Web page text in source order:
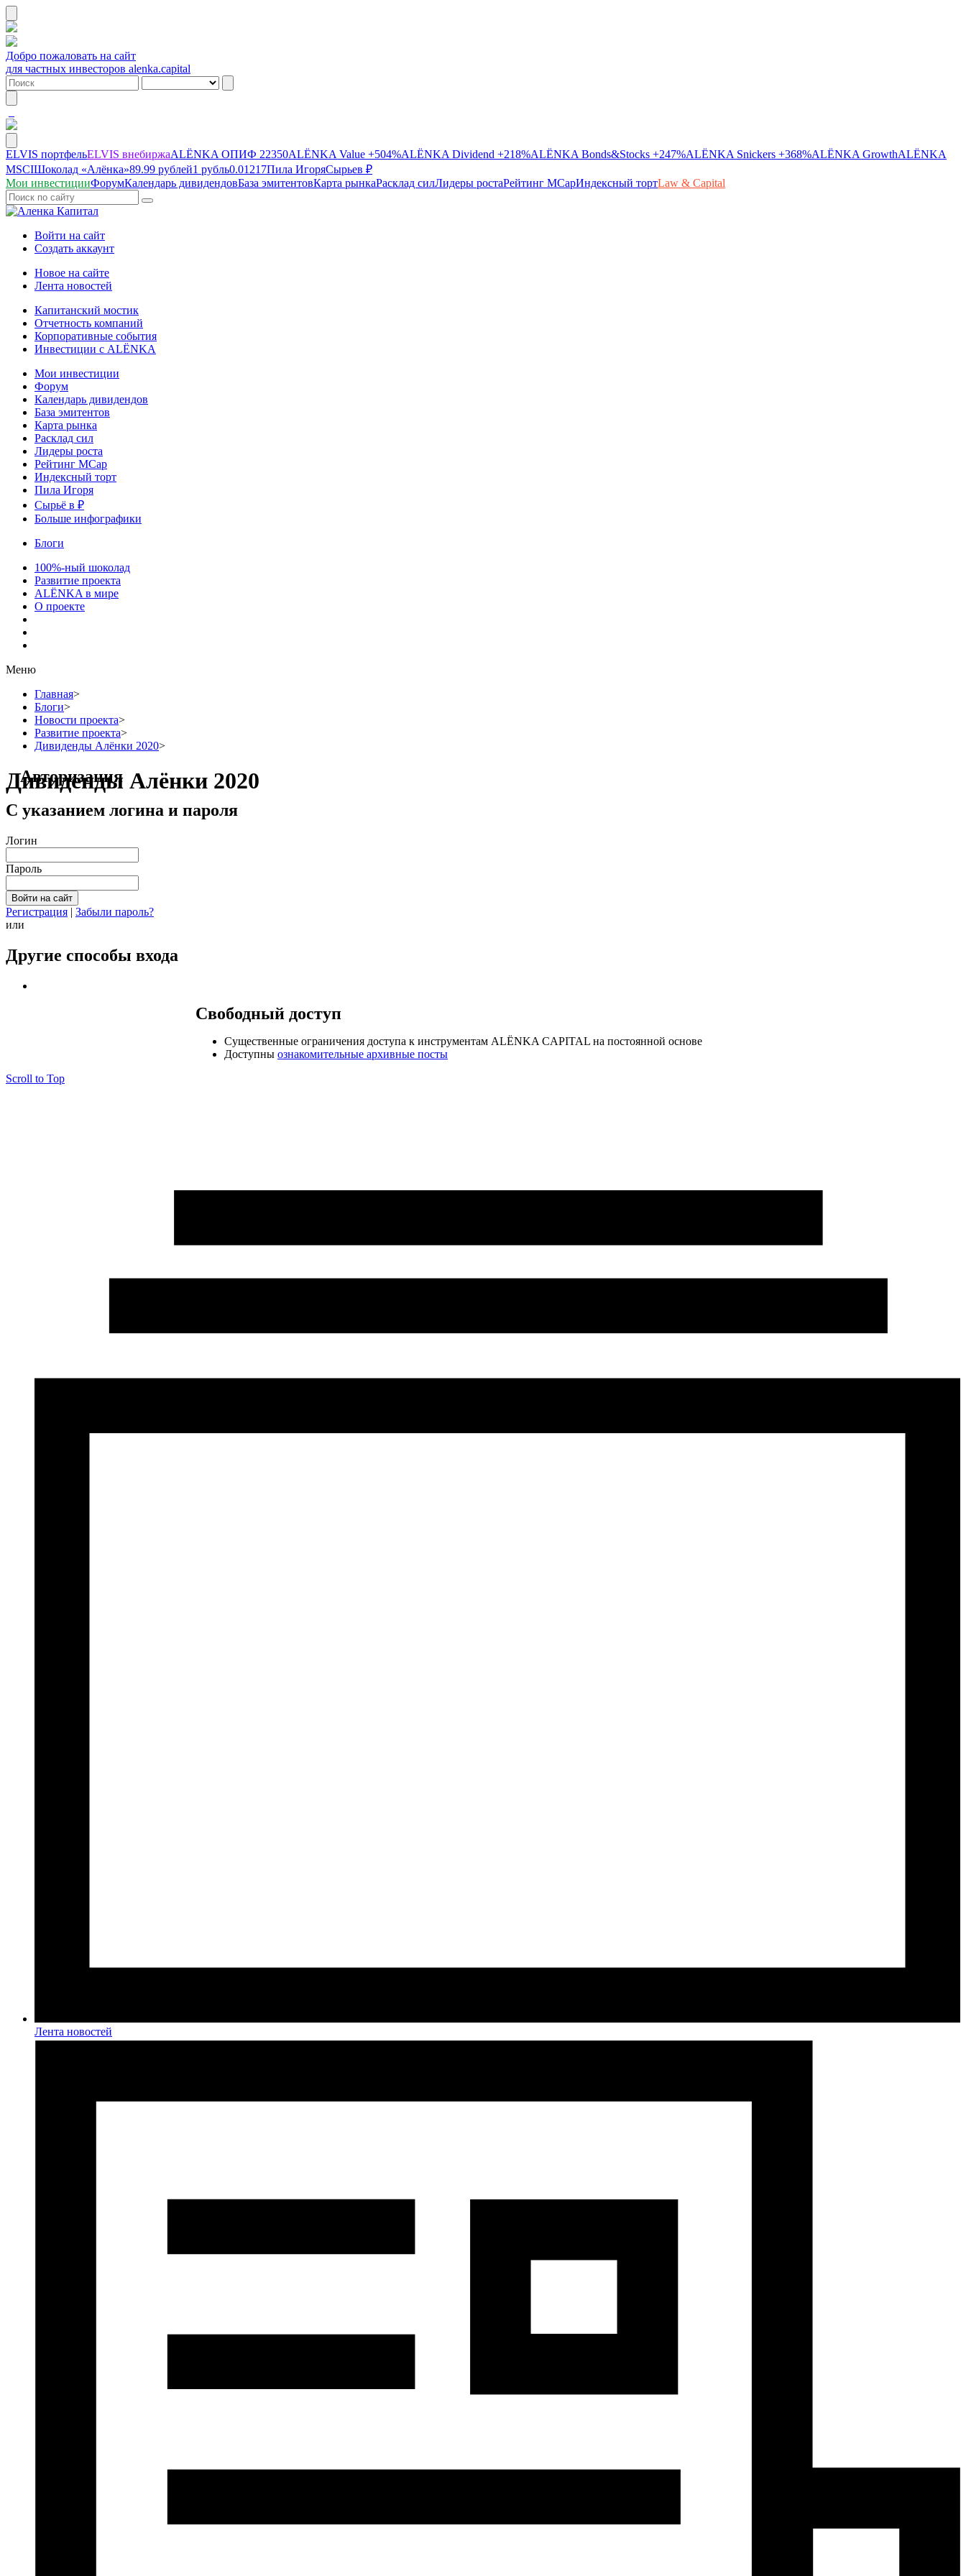
Добро пожаловать на сайт
для частных инвесторов alenka.capital
ELVIS портфельELVIS внебиржаALЁNKA ОПИФ 22350ALЁNKA Value +504%ALЁNKA Dividend +218%ALЁNKA Bonds&Stocks +247%ALЁNKA Snickers +368%ALЁNKA GrowthALЁNKA
MSCIШоколад «Алёнка»89.99 рублей1 рубль0.01217Пила ИгоряСырьев ₽
Мои инвестицииФорумКалендарь дивидендовБаза эмитентовКарта рынкаРасклад силЛидеры ростаРейтинг MCapИндексный тортLaw & Capital
Войти на сайт
Создать аккаунт
Новое на сайте
Лента новостей
Капитанский мостик
Отчетность компаний
Корпоративные события
Инвестиции с ALЁNKA
Мои инвестиции
Форум
Календарь дивидендов
База эмитентов
Карта рынка
Расклад сил
Лидеры роста
Рейтинг MCap
Индексный торт
Пила Игоря
Сырьё в ₽
Больше инфографики
Блоги
100%-ный шоколад
Развитие проекта
ALЁNKA в мире
О проекте
Меню
Главная>
Блоги>
Новости проекта>
Развитие проекта>
Дивиденды Алёнки 2020>
Дивиденды Алёнки 2020
Авторизация
С указанием логина и пароля
Логин
Пароль
Регистрация | Забыли пароль?
или
Другие способы входа
Свободный доступ
Cущественные ограничения доступа к инструментам ALЁNKA CAPITAL на постоянной основе
Доступны ознакомительные архивные посты
Scroll to Top
Лента новостей